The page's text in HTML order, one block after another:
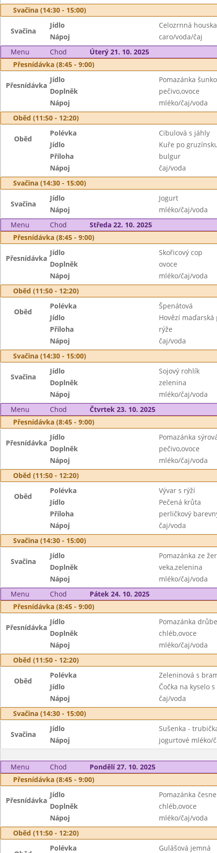
Svačina (14:30 - 15:00)
Svačina
Jídlo
Celozrnná
Nápoj
caro/voda/čaj
Menu
Chod
Úterý 21. 10. 2025
Přesnídávka (8:45 - 9:00)
Přesnídávka
Jídlo
Pomazánka
Doplněk
pečivo,ovoce
Nápoj
mléko/čaj/voda
Oběd (11:50 - 12:20)
Oběd
Polévka
Cibulová s jáhly
Jídlo
Kuře po
Příloha
bulgur
Nápoj
čaj/voda
Svačina (14:30 - 15:00)
Svačina
Jídlo
Jogurt
Nápoj
mléko/čaj/voda
Menu
Chod
Středa 22. 10. 2025
Přesnídávka (8:45 - 9:00)
Přesnídávka
Jídlo
Skořicový cop
Doplněk
ovoce
Nápoj
mléko/čaj/voda
Oběd (11:50 - 12:20)
Oběd
Polévka
Špenátová
Jídlo
Hovězí maďarská
Příloha
rýže
Nápoj
čaj/voda
Svačina (14:30 - 15:00)
Svačina
Jídlo
Sojový rohlík
Doplněk
zelenina
Nápoj
mléko/čaj/voda
Menu
Chod
Čtvrtek 23. 10. 2025
Přesnídávka (8:45 - 9:00)
Přesnídávka
Jídlo
Pomazánka
Doplněk
pečivo,ovoce
Nápoj
mléko/čaj/voda
Oběd (11:50 - 12:20)
Oběd
Polévka
Vývar s rýží
Jídlo
Pečená krůta
Příloha
perličkový
Nápoj
čaj/voda
Svačina (14:30 - 15:00)
Svačina
Jídlo
Pomazánka ze
Doplněk
veka,zelenina
Nápoj
mléko/čaj/voda
Menu
Chod
Pátek 24. 10. 2025
Přesnídávka (8:45 - 9:00)
Přesnídávka
Jídlo
Pomazánka
Doplněk
chléb,ovoce
Nápoj
mléko/čaj/voda
Oběd (11:50 - 12:20)
Oběd
Polévka
Zeleninová s
Jídlo
Čočka na kyselo
Nápoj
čaj/voda
Svačina (14:30 - 15:00)
Svačina
Jídlo
Sušenka -
Nápoj
jogurtové mléko/
Menu Chod
Pondělí 27. 10. 2025
Přesnídávka (8:45 - 9:00)
Přesnídávka
Jídlo
Pomazánka
Doplněk
chléb,ovoce
Nápoj
mléko/čaj/voda
Oběd (11:50 - 12:20)
Polévka Gulášová jemná